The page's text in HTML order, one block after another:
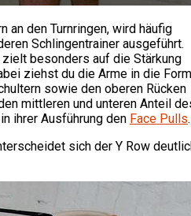
an den Turnringen, wird häufig
Schlingentrainer ausgeführt.
besonders auf die Stärkung
ziehst du die Arme in die Form
sowie den oberen Rücken
mittleren und unteren Anteil
ihrer Ausführung den Face Pulls.
sich der Y Row